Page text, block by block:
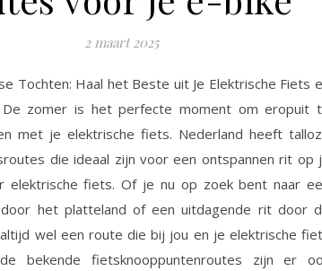
2 maart 2025
Tochten: Haal het Beste uit Je Elektrische Fiets
De zomer is het perfecte moment om eropuit
met je elektrische fiets. Nederland heeft
die ideaal zijn voor een ontspannen rit op
elektrische fiets. Of je nu op zoek bent naar
het platteland of een uitdagende rit door
wel een route die bij jou en je elektrische
bekende fietsknooppuntenroutes zijn er